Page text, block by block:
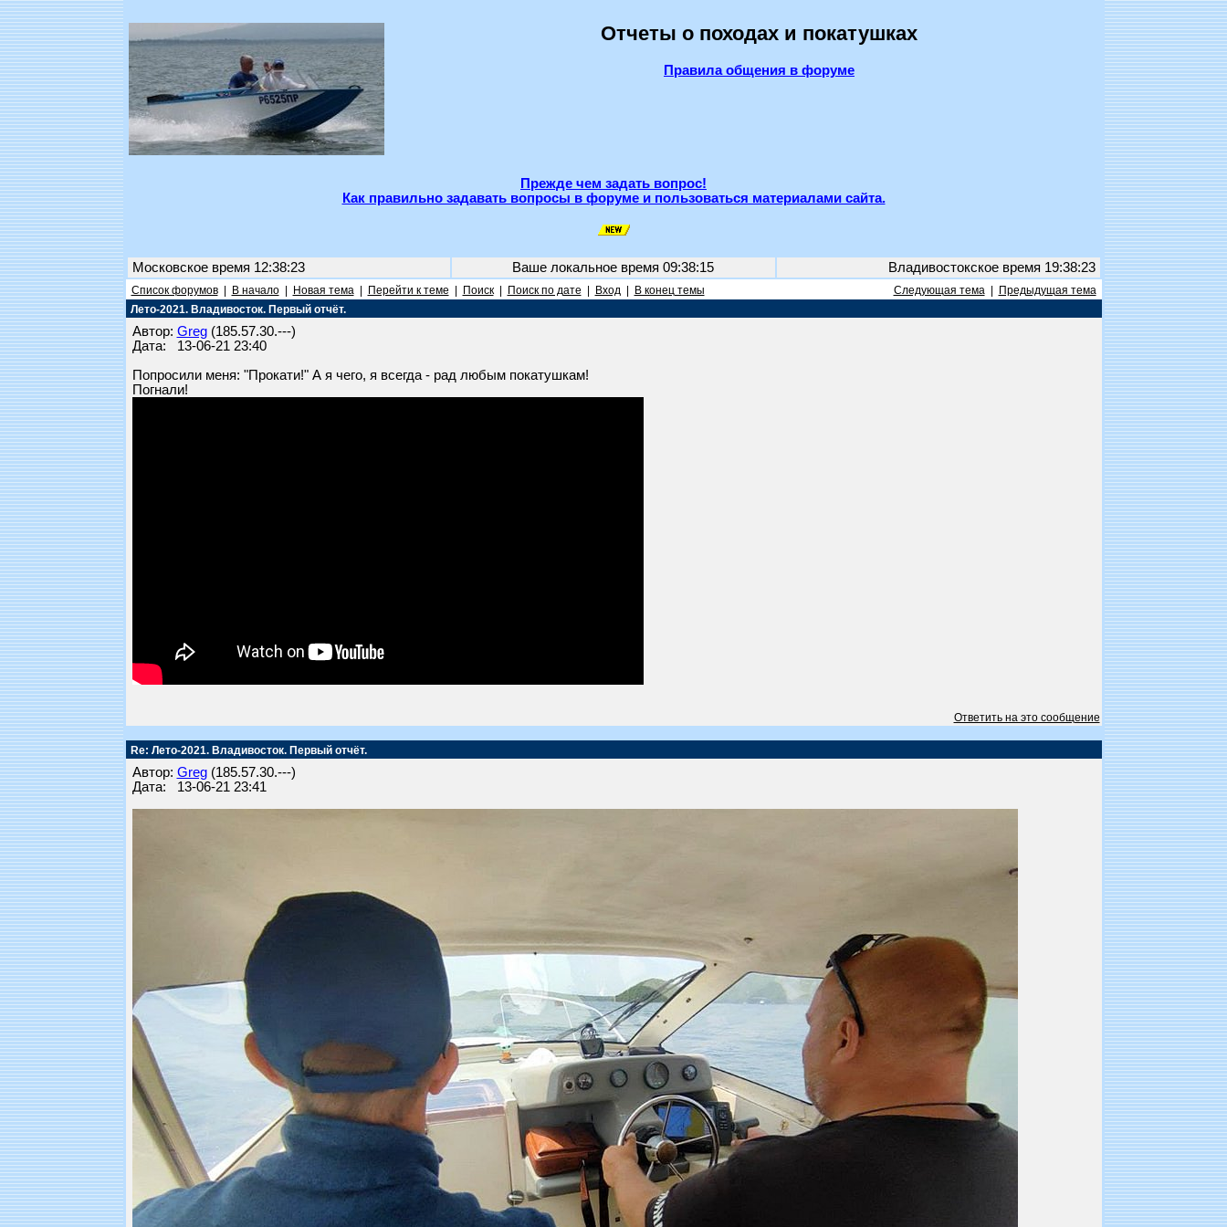
Отчеты о походах и покатушках
Правила общения в форуме
Прежде чем задать вопрос!
Как правильно задавать вопросы в форуме и пользоваться материалами сайта.
Московское время 12:38:23 Ваше локальное время 09:38:15 Владивостокское время 19:38:23
Список форумов| В начало| Новая тема| Перейти к теме Поиск| Поиск по дате Вход| В конец темы Следующая тема|
Предыдущая тема
Лето-2021. Владивосток. Первый отчёт.
Автор: Greg(185.57.30.---)
Дата: 13-06-21 23:40
Попросили меня: "Прокати!" А я чего, я всегда - рад любым покатушкам!
Погнали!
Ответить на это сообщение
Re: Лето-2021. Владивосток. Первый отчёт.
Автор: Greg(185.57.30.---)
Дата: 13-06-21 23:41